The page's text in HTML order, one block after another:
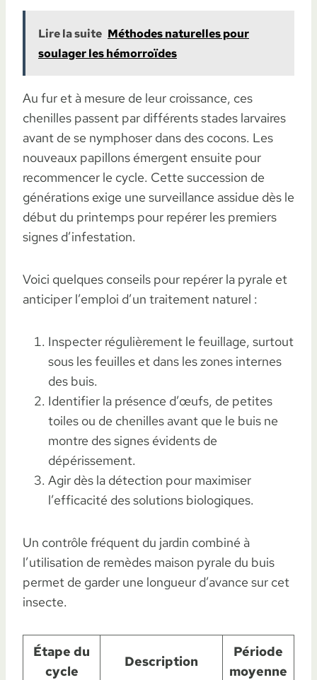
Lire la suite Méthodes naturelles pour
soulager les hémorroïdes
Au fur et à mesure de leur croissance, ces
chenilles passent par différents stades larvaires
avant de se nymphoser dans des cocons. Les
nouveaux papillons émergent ensuite pour
recommencer le cycle. Cette succession de
générations exige une surveillance assidue dès le
début du printemps pour repérer les premiers
signes d’infestation.
Voici quelques conseils pour repérer la pyrale et
anticiper l’emploi d’un traitement naturel :
Inspecter régulièrement le feuillage, surtout
sous les feuilles et dans les zones internes
des buis.
Identifier la présence d’œufs, de petites
toiles ou de chenilles avant que le buis ne
montre des signes évidents de
dépérissement.
Agir dès la détection pour maximiser
l’efficacité des solutions biologiques.
Un contrôle fréquent du jardin combiné à
l’utilisation de remèdes maison pyrale du buis
permet de garder une longueur d’avance sur cet
insecte.
Étape du
cycle
Description
Période
moyenne